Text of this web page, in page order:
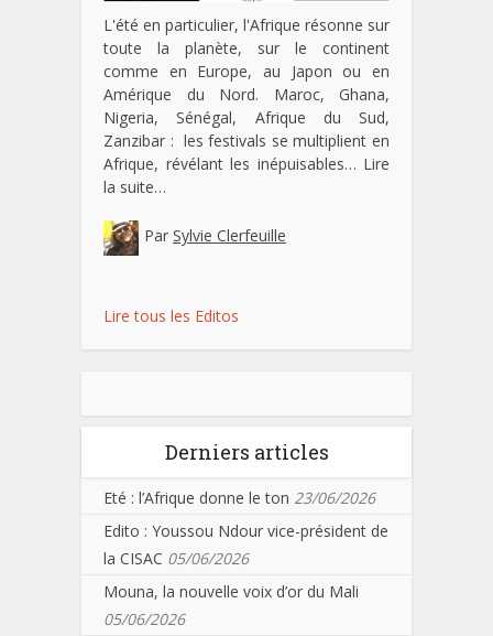
L'été en particulier, l'Afrique résonne sur
toute la planète, sur le continent
comme en Europe, au Japon ou en
Amérique du Nord. Maroc, Ghana,
Nigeria, Sénégal, Afrique du Sud,
Zanzibar : les festivals se multiplient en
Afrique, révélant les inépuisables… Lire
la suite…
Par Sylvie Clerfeuille
Lire tous les Editos
Derniers articles
Eté : l’Afrique donne le ton 23/06/2026
Edito : Youssou Ndour vice-président de
la CISAC 05/06/2026
Mouna, la nouvelle voix d’or du Mali
05/06/2026